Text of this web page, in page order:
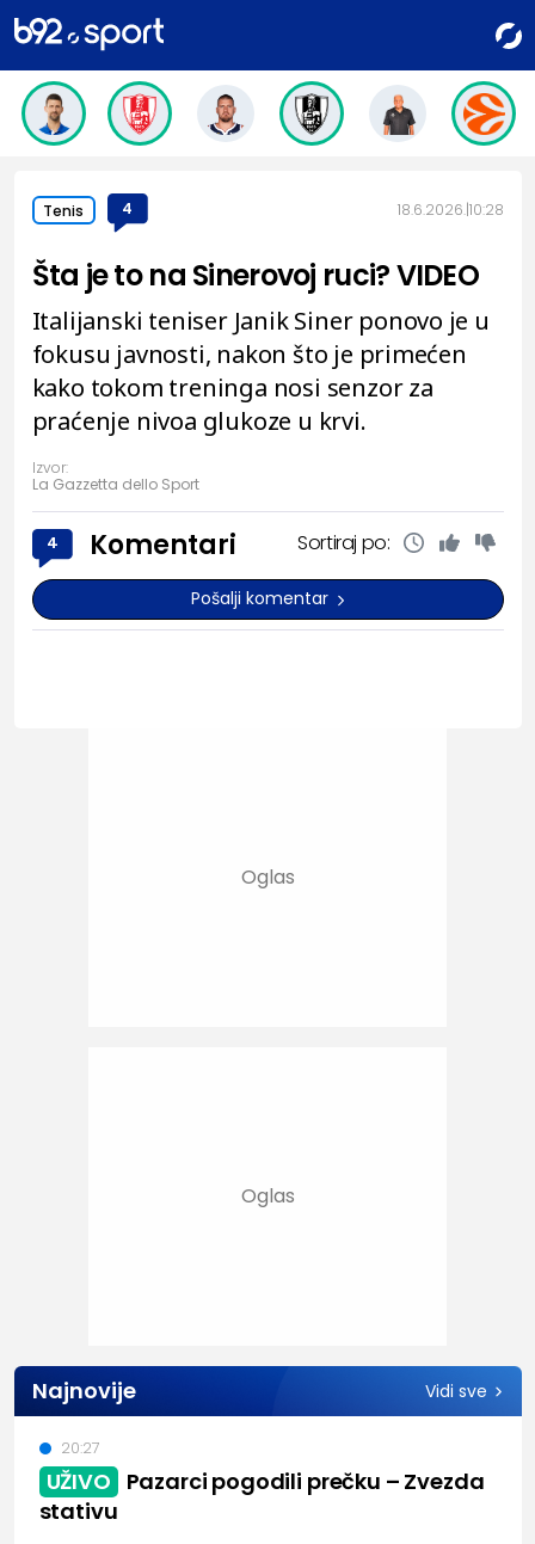
Tenis 4 18.6.2026. 10:28
Šta je to na Sinerovoj ruci? VIDEO
Italijanski teniser Janik Siner ponovo je u
fokusu javnosti, nakon što je primećen
kako tokom treninga nosi senzor za
praćenje nivoa glukoze u krvi.
Izvor:
La Gazzetta dello Sport
4 Komentari Sortiraj po:
Pošalji komentar
Najnovije Vidi sve
UŽIVO Pazarci pogodili prečku – Zvezda
stativu
20:27